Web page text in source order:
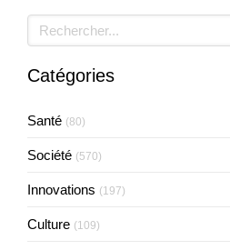
Rechercher
Catégories
Santé (80)
Société (570)
Innovations (197)
Culture (109)